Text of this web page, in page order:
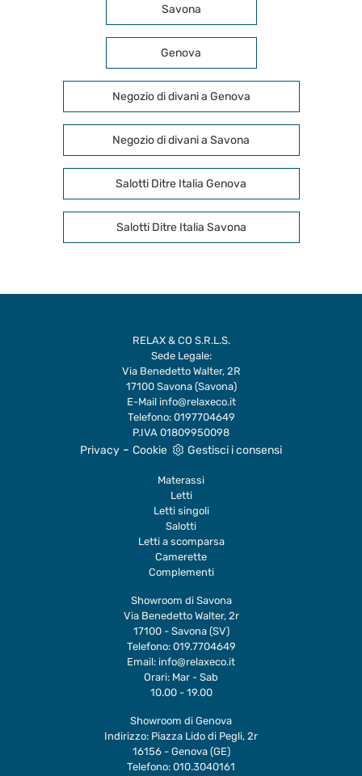
Savona
Genova
Negozio di divani a Genova
Negozio di divani a Savona
Salotti Ditre Italia Genova
Salotti Ditre Italia Savona
RELAX & CO S.R.L.S.
Sede Legale:
Via Benedetto Walter, 2R
17100 Savona (Savona)
E-Mail info@relaxeco.it
Telefono: 0197704649
P.IVA 01809950098
Privacy - Cookie Gestisci i consensi
Materassi
Letti
Letti singoli
Salotti
Letti a scomparsa
Camerette
Complementi
Showroom di Savona
Via Benedetto Walter, 2r
17100 - Savona (SV)
Telefono: 019.7704649
Email: info@relaxeco.it
Orari: Mar - Sab
10.00 - 19.00
Showroom di Genova
Indirizzo: Piazza Lido di Pegli, 2r
16156 - Genova (GE)
Telefono: 010.3040161